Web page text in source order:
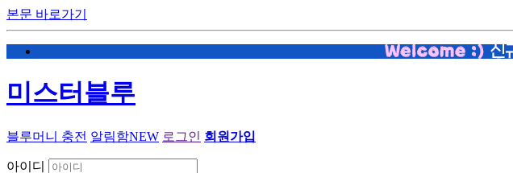
본문 바로가기
미스터블루
블루머니 충전 알림함NEW 로그인 회원가입
아이디